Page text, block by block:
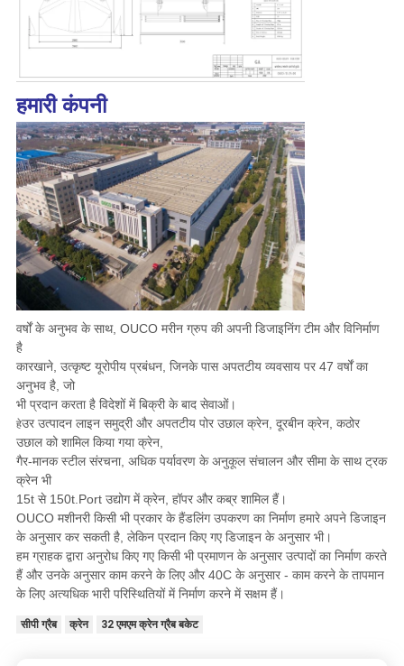
हमारी कंपनी
वर्षों के अनुभव के साथ, OUCO मरीन ग्रुप की अपनी डिजाइनिंग टीम और विनिर्माण
है
कारखाने, उत्कृष्ट यूरोपीय प्रबंधन, जिनके पास अपतटीय व्यवसाय पर 47 वर्षों का
अनुभव है, जो
भी प्रदान करता है विदेशों में बिक्री के बाद सेवाओं।
हेउर उत्पादन लाइन समुद्री और अपतटीय पोर उछाल क्रेन, दूरबीन क्रेन, कठोर
उछाल को शामिल किया गयाक्रेन,
गैर-मानक स्टील संरचना, अधिक पर्यावरण के अनुकूल संचालन और सीमा के साथ ट्रक
क्रेन भी
15t से 150t.Port उद्योग में क्रेन, हॉपर और कब्र शामिल हैं।
OUCO मशीनरी किसी भी प्रकार के हैंडलिंग उपकरण का निर्माण हमारे अपने डिजाइन
के अनुसार कर सकती है, लेकिन प्रदान किए गए डिजाइन के अनुसार भी।
हम ग्राहक द्वारा अनुरोध किए गए किसी भी प्रमाणन के अनुसार उत्पादों का निर्माण करते
हैं और उनके अनुसार काम करने के लिए और 40C के अनुसार - काम करने के तापमान
के लिए अत्यधिक भारी परिस्थितियों में निर्माण करने में सक्षम हैं।
सीपी ग्रैब क्रेन 32 एमएम क्रेन ग्रैब बकेट